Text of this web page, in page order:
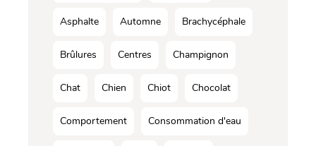
Asphalte Automne Brachycéphale
Brûlures Centres Champignon
Chat Chien Chiot Chocolat
Comportement Consommation d'eau